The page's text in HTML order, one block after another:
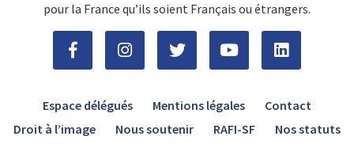
pour la France qu’ils soient Français ou étrangers.
Espace délégués Mentions légales
Contact
Droit à l’image
Nous soutenir RAFI-SF Nos statuts